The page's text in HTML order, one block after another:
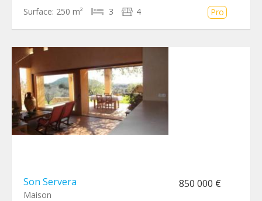
Surface: 250 m² 3 4 Pro
Son Servera 850 000 €
Maison